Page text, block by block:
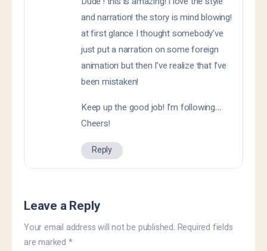
and narration! the story is mind blowing!
at first glance I thought somebody’ve
just put a narration on some foreign
animation but then I’ve realize that I’ve
been mistaken!
Keep up the good job! I’m following…
Cheers!
Reply
Leave a Reply
Your email address will not be published. Required fields
are marked *